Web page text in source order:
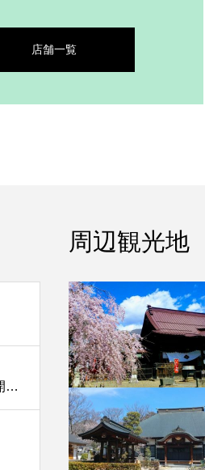
店舗一覧
【イベント】令和六年正月に 柳町✕大学生の新春企画「福柳神」が開催！
周辺観光地